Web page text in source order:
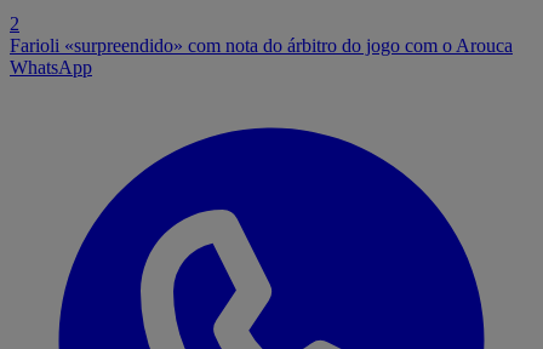
2
Farioli «surpreendido» com nota do árbitro do jogo com o Arouca
WhatsApp